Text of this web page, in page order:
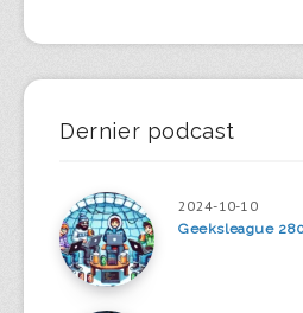
Dernier podcast
2024-10-10
Geeksleague